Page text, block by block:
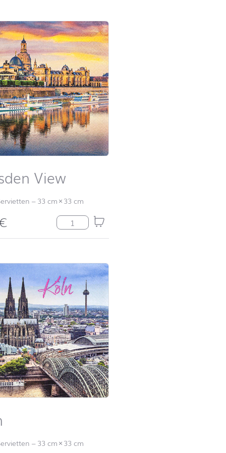
Schulanfang
Feuerwehr
Schulanfang
Fußball
Schulanfang
Klemmbausteine
Schulanfang
Piraten
Schulanfang
Prinzessin
Schulanfang
Regenbogen
Schulanfang
Schulanfang
Tiere
View
–33 cm×33 cm
Dresden View Menge
–33 cm×33 cm